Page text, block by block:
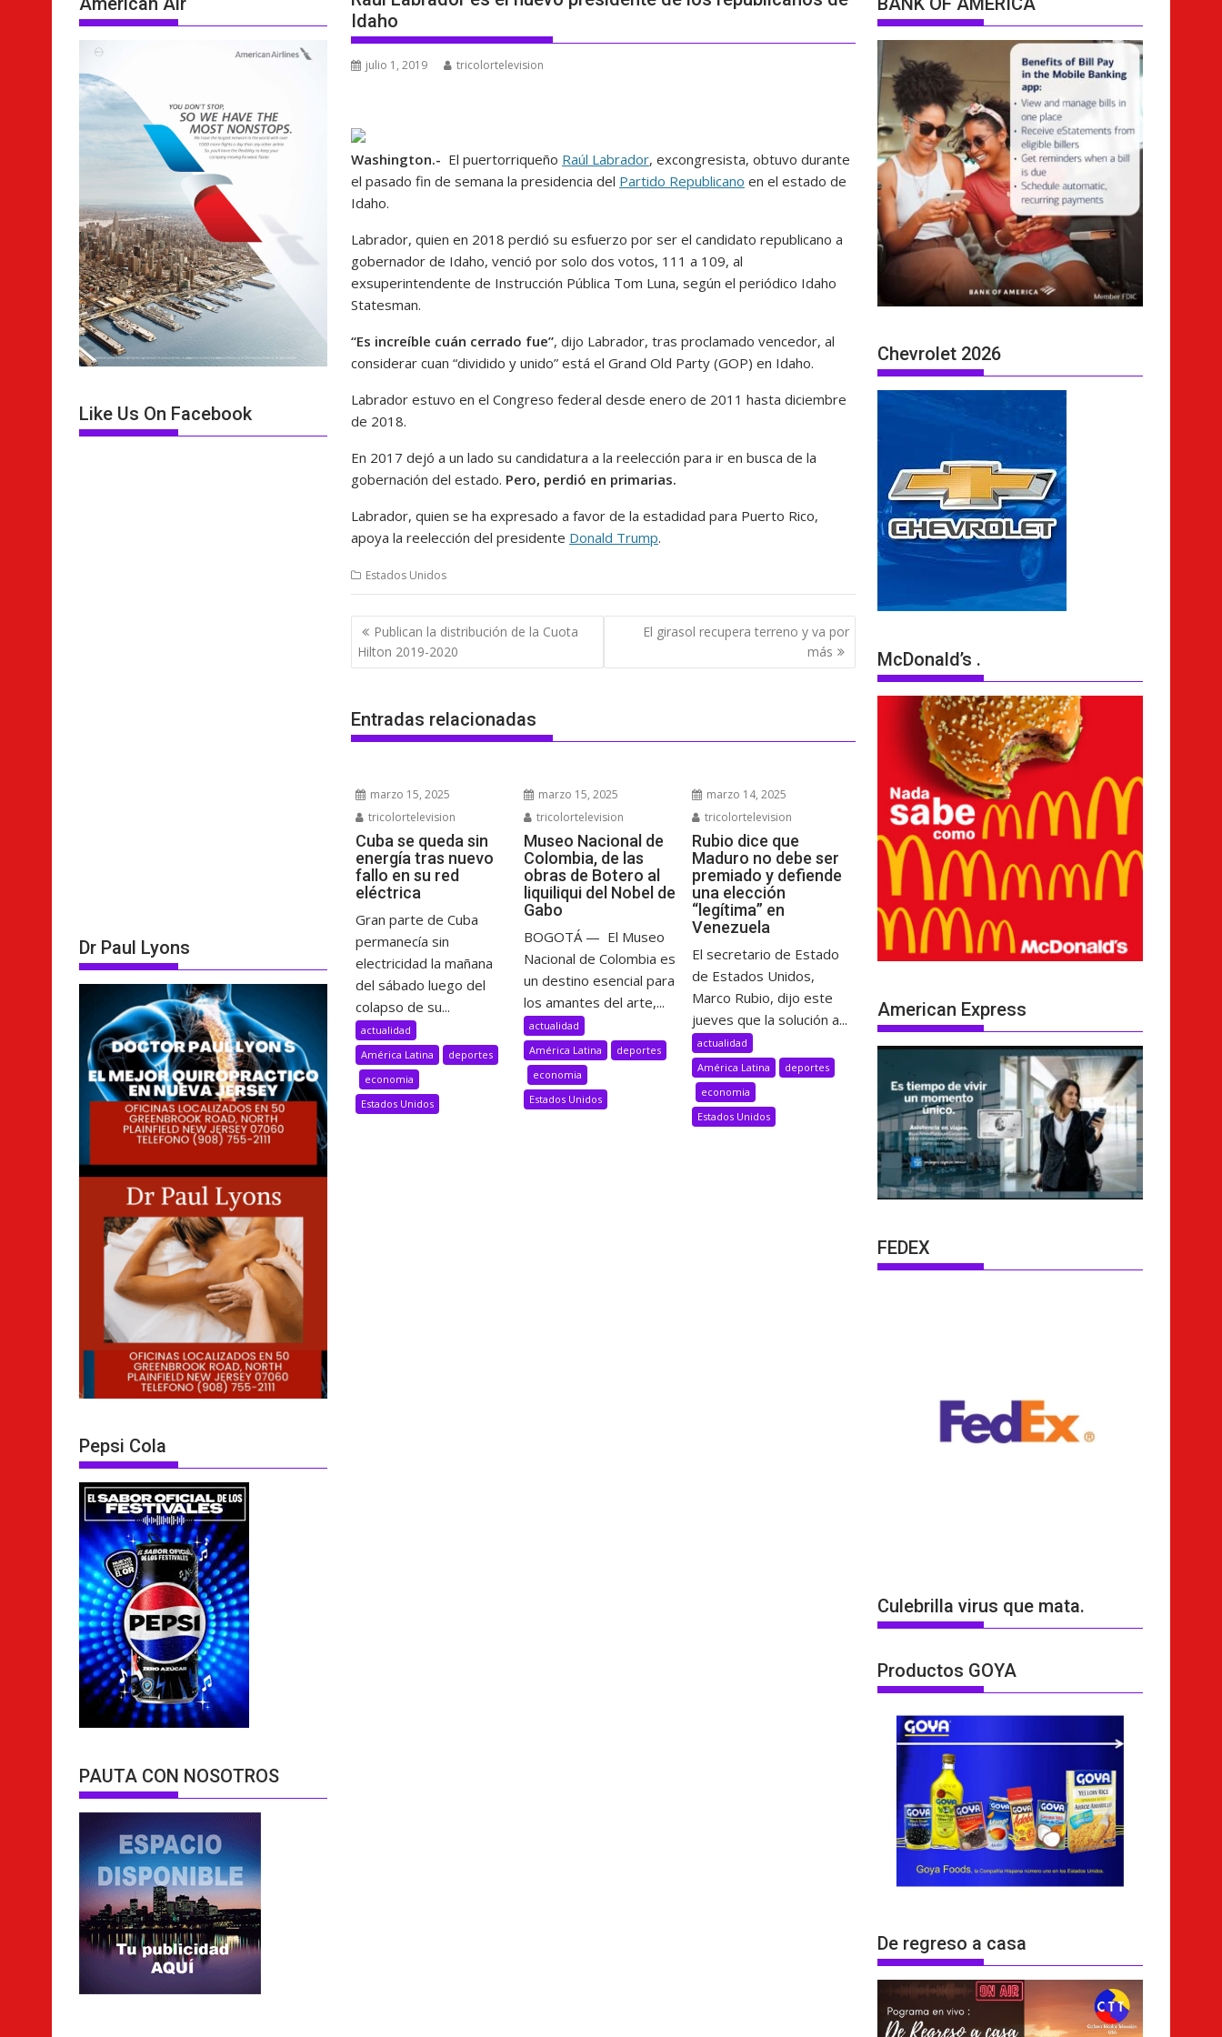
Idaho
julio 1, 2019 tricolortelevision
Washington.- El puertorriqueño Raúl Labrador, excongresista, obtuvo durante
el pasado fin de semana la presidencia del Partido Republicano en el estado de
Idaho.
Labrador, quien en 2018 perdió su esfuerzo por ser el candidato republicano a
gobernador de Idaho, venció por solo dos votos, 111 a 109, al
exsuperintendente de Instrucción Pública Tom Luna, según el periódico Idaho
Statesman.
“Es increíble cuán cerrado fue”, dijo Labrador, tras proclamado vencedor, al
considerar cuan “dividido y unido” está el Grand Old Party (GOP) en Idaho.
Labrador estuvo en el Congreso federal desde enero de 2011 hasta diciembre
de 2018.
En 2017 dejó a un lado su candidatura a la reelección para ir en busca de la
gobernación del estado. Pero, perdió en primarias.
Labrador, quien se ha expresado a favor de la estadidad para Puerto Rico,
apoya la reelección del presidente Donald Trump.
Estados Unidos
Navegación
de
entradas
Publican la distribución de la Cuota
Hilton 2019-2020
El girasol recupera terreno y va por
más
Entradas relacionadas
marzo 15, 2025
tricolortelevision
Cuba se queda sin
energía tras nuevo
fallo en su red
eléctrica
Gran parte de Cuba
permanecía sin
electricidad la mañana
del sábado luego del
colapso de su...
actualidad
América Latina
deportes
economia
Estados Unidos
marzo 15, 2025
tricolortelevision
Museo Nacional de
Colombia, de las
obras de Botero al
liquiliqui del Nobel de
Gabo
BOGOTÁ — El Museo
Nacional de Colombia es
un destino esencial para
los amantes del arte,...
actualidad
América Latina
deportes
economia
Estados Unidos
marzo 14, 2025
tricolortelevision
Rubio dice que
Maduro no debe ser
premiado y defiende
una elección
“legítima” en
Venezuela
El secretario de Estado
de Estados Unidos,
Marco Rubio, dijo este
jueves que la solución a...
actualidad
América Latina
deportes
economia
Estados Unidos
Like Us On Facebook
Dr Paul Lyons
Pepsi Cola
PAUTA CON NOSOTROS
Chevrolet 2026
McDonald’s .
American Express
FEDEX
Culebrilla virus que mata.
Productos GOYA
De regreso a casa